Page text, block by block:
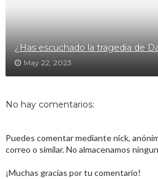
¿Has escuchado la tragedia de
May 22, 2023
No hay comentarios:
Puedes comentar mediante nick,
correo o similar. No almacenamos
¡Muchas gracias por tu comentario!